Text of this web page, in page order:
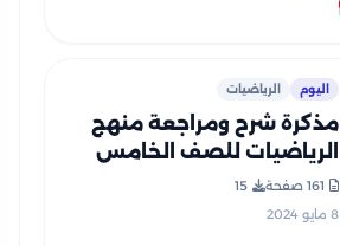
اليوم الرياضيات
مذكرة شرح ومراجعة منهج
الرياضيات للصف الخامس
الابتدائي الفصل الدراسي
الأول
161 صفحة
15
8 مايو 2024